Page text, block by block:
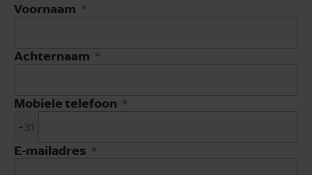
Voornaam
Achternaam
Mobiele telefoon
+31
E-mailadres